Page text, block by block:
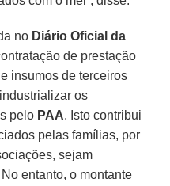
no Diário Oficial da
de prestação
insumos de terceiros
os
pelo PAA. Isto contribui
pelas famílias, por
sejam
entanto, o montante